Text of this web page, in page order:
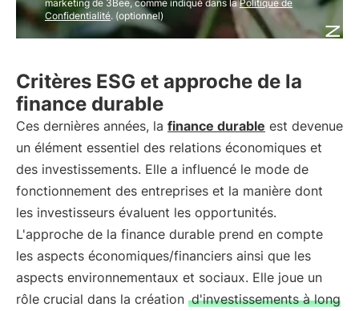
marketing de 3Bee, comme indiqué dans laPolitique de
Confidentialité. (optionnel)
Critères ESG et approche de la
finance durable
Ces dernières années, la finance durable est devenue
un élément essentiel des relations économiques et
des investissements. Elle a influencé le mode de
fonctionnement des entreprises et la manière dont
les investisseurs évaluent les opportunités.
L'approche de la finance durable prend en compte
les aspects économiques/financiers ainsi que les
aspects environnementaux et sociaux. Elle joue un
rôle crucial dans la création d'investissements à long